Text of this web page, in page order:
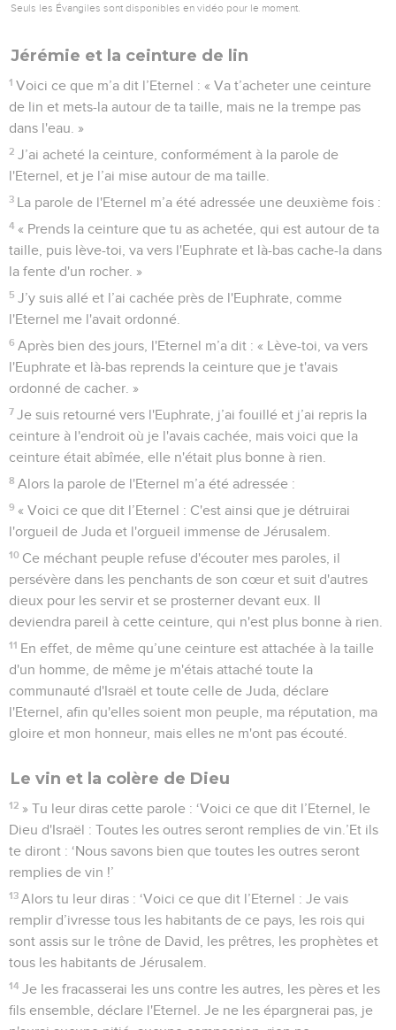
Seuls les Évangiles sont disponibles en vidéo pour le moment.
Jérémie et la ceinture de lin
1 Voici ce que m’a dit l’Eternel : « Va t’acheter une ceinture
de lin et mets-la autour de ta taille, mais ne la trempe pas
dans l'eau. »
2 J’ai acheté la ceinture, conformément à la parole de
l'Eternel, et je l’ai mise autour de ma taille.
3 La parole de l'Eternel m’a été adressée une deuxième fois :
4 « Prends la ceinture que tu as achetée, qui est autour de ta
taille, puis lève-toi, va vers l'Euphrate et là-bas cache-la dans
la fente d'un rocher. »
5 J’y suis allé et l’ai cachée près de l'Euphrate, comme
l'Eternel me l'avait ordonné.
6 Après bien des jours, l'Eternel m’a dit : « Lève-toi, va vers
l'Euphrate et là-bas reprends la ceinture que je t'avais
ordonné de cacher. »
7 Je suis retourné vers l'Euphrate, j’ai fouillé et j’ai repris la
ceinture à l'endroit où je l'avais cachée, mais voici que la
ceinture était abîmée, elle n'était plus bonne à rien.
8 Alors la parole de l'Eternel m’a été adressée :
9 « Voici ce que dit l’Eternel : C'est ainsi que je détruirai
l'orgueil de Juda et l'orgueil immense de Jérusalem.
10 Ce méchant peuple refuse d'écouter mes paroles, il
persévère dans les penchants de son cœur et suit d'autres
dieux pour les servir et se prosterner devant eux. Il
deviendra pareil à cette ceinture, qui n'est plus bonne à rien.
11 En effet, de même qu’une ceinture est attachée à la taille
d'un homme, de même je m'étais attaché toute la
communauté d'Israël et toute celle de Juda, déclare
l'Eternel, afin qu'elles soient mon peuple, ma réputation, ma
gloire et mon honneur, mais elles ne m'ont pas écouté.
Le vin et la colère de Dieu
12 » Tu leur diras cette parole : ‘Voici ce que dit l’Eternel, le
Dieu d'Israël : Toutes les outres seront remplies de vin.’Et ils
te diront : ‘Nous savons bien que toutes les outres seront
remplies de vin !’
13 Alors tu leur diras : ‘Voici ce que dit l’Eternel : Je vais
remplir d’ivresse tous les habitants de ce pays, les rois qui
sont assis sur le trône de David, les prêtres, les prophètes et
tous les habitants de Jérusalem.
14 Je les fracasserai les uns contre les autres, les pères et les
fils ensemble, déclare l'Eternel. Je ne les épargnerai pas, je